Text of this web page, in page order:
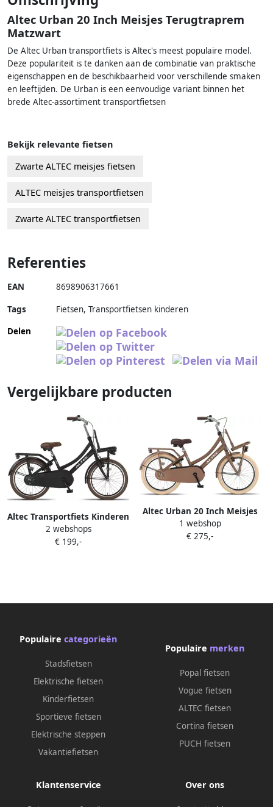
Altec Urban 20 Inch Meisjes Terugtraprem
Matzwart
De Altec Urban transportfiets is Altec's meest populaire model.
Deze populariteit is te danken aan de combinatie van praktische
eigenschappen en de beschikbaarheid voor verschillende smaken
en leeftijden. De Urban is een eenvoudige variant binnen het
brede Altec-assortiment transportfietsen
Bekijk relevante fietsen
Zwarte ALTEC meisjes fietsen
ALTEC meisjes transportfietsen
Zwarte ALTEC transportfietsen
Referenties
EAN 8698906317661
Tags
Fietsen, Transportfietsen kinderen
Delen
Vergelijkbare producten
Altec Transportfiets Kinderen
Urban 20 Inch Meisjes
Terugtraprem Matzwart
2 webshops
€ 199,-
Altec Urban 20 Inch Meisjes
Terugtraprem Bruin
1 webshop
€ 275,-
Populaire categorieën
Stadsfietsen
Elektrische fietsen
Kinderfietsen
Sportieve fietsen
Elektrische steppen
Vakantiefietsen
Populaire merken
Popal fietsen
Vogue fietsen
ALTEC fietsen
Cortina fietsen
PUCH fietsen
Klantenservice Over ons